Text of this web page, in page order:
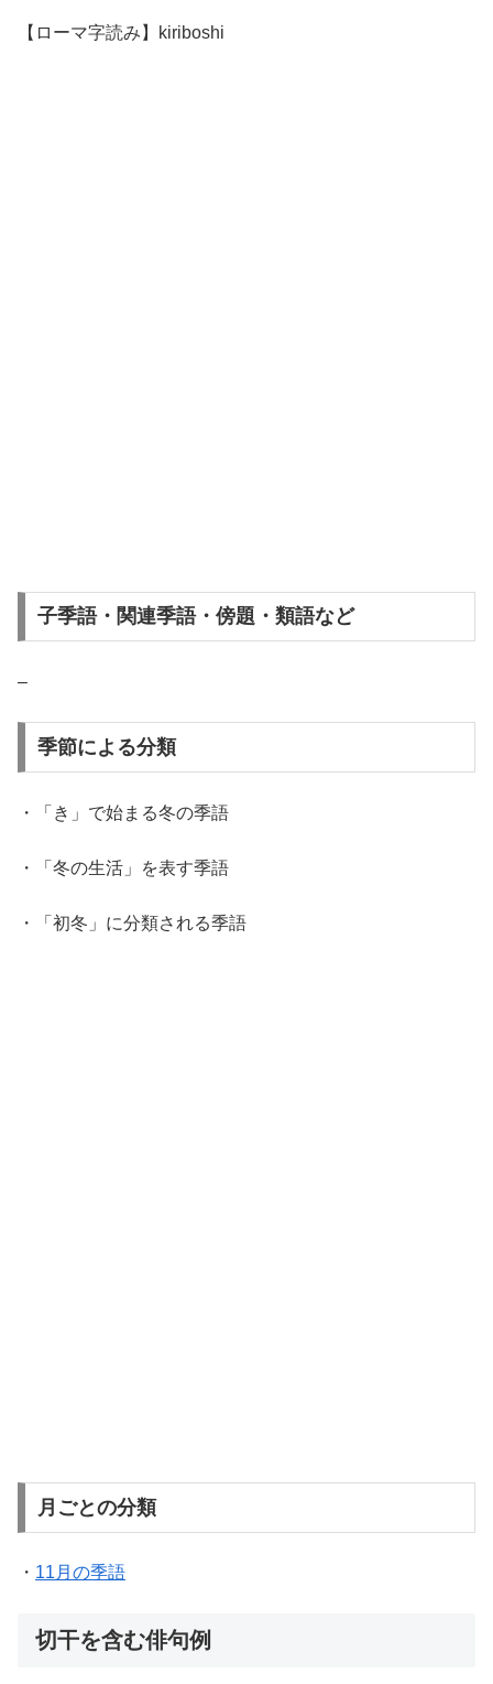
【ローマ字読み】kiriboshi
子季語・関連季語・傍題・類語など
–
季節による分類
・「き」で始まる冬の季語
・「冬の生活」を表す季語
・「初冬」に分類される季語
月ごとの分類
・ 11月の季語
切干を含む俳句例